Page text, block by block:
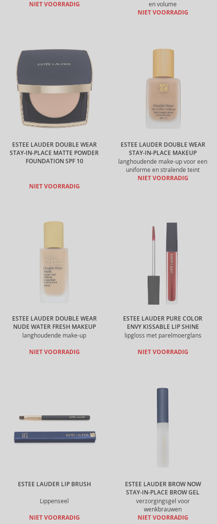
NIET VOORRADIG
en volume
NIET VOORRADIG
ESTEE LAUDER DOUBLE WEAR
STAY-IN-PLACE MATTE POWDER
FOUNDATION SPF 10
NIET VOORRADIG
ESTEE LAUDER DOUBLE WEAR
STAY-IN-PLACE MAKEUP
langhoudende make-up voor een
uniforme en stralende teint
NIET VOORRADIG
ESTEE LAUDER DOUBLE WEAR
NUDE WATER FRESH MAKEUP
langhoudende make-up
NIET VOORRADIG
ESTEE LAUDER PURE COLOR
ENVY KISSABLE LIP SHINE
lipgloss met parelmoerglans
NIET VOORRADIG
ESTEE LAUDER LIP BRUSH
Lippenseel
NIET VOORRADIG
ESTEE LAUDER BROW NOW
STAY-IN-PLACE BROW GEL
verzorgingsgel voor
wenkbrauwen
NIET VOORRADIG